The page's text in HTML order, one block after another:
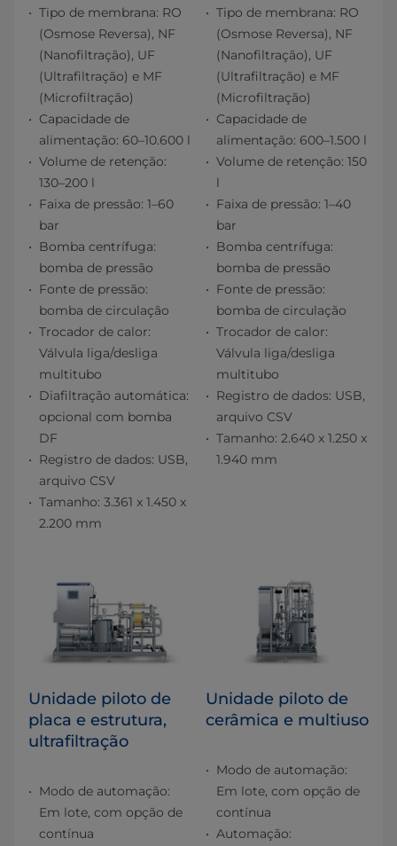
Tipo de membrana: RO
(Osmose Reversa), NF
(Nanofiltração), UF
(Ultrafiltração) e MF
(Microfiltração)
Capacidade de
alimentação: 60–10.600 l
Volume de retenção:
130–200 l
Faixa de pressão: 1–60
bar
Bomba centrífuga:
bomba de pressão
Fonte de pressão:
bomba de circulação
Trocador de calor:
Válvula liga/desliga
multitubo
Diafiltração automática:
opcional com bomba
DF
Registro de dados: USB,
arquivo CSV
Tamanho: 3.361 x 1.450 x
2.200 mm
Tipo de membrana: RO
(Osmose Reversa), NF
(Nanofiltração), UF
(Ultrafiltração) e MF
(Microfiltração)
Capacidade de
alimentação: 600–1.500 l
Volume de retenção: 150
l
Faixa de pressão: 1–40
bar
Bomba centrífuga:
bomba de pressão
Fonte de pressão:
bomba de circulação
Trocador de calor:
Válvula liga/desliga
multitubo
Registro de dados: USB,
arquivo CSV
Tamanho: 2.640 x 1.250 x
1.940 mm
Unidade piloto de
placa e estrutura,
ultrafiltração
Modo de automação:
Em lote, com opção de
contínua
Unidade piloto de
cerâmica e multiuso
Modo de automação:
Em lote, com opção de
contínua
Automação: